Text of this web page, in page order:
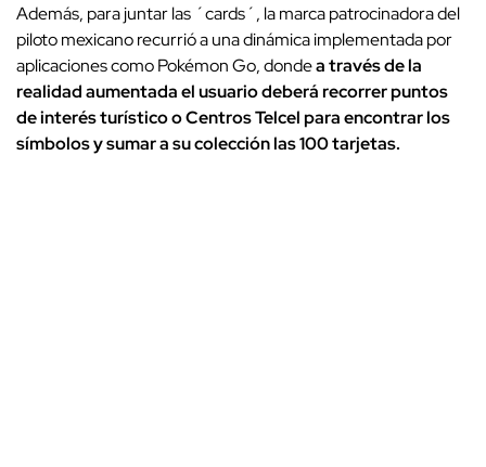
Además, para juntar las ´cards´, la marca patrocinadora del
piloto mexicano recurrió a una dinámica implementada por
aplicaciones como Pokémon Go, dondea través de la
realidad aumentada el usuario deberá recorrer puntos
de interés turístico o Centros Telcel para encontrar los
símbolos y sumar a su colección las 100 tarjetas.